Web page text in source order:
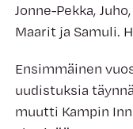
Jonne-Pekka,
Maarit ja Samuli.
Ensimmäinen
uudistuksia
muutti Kampin